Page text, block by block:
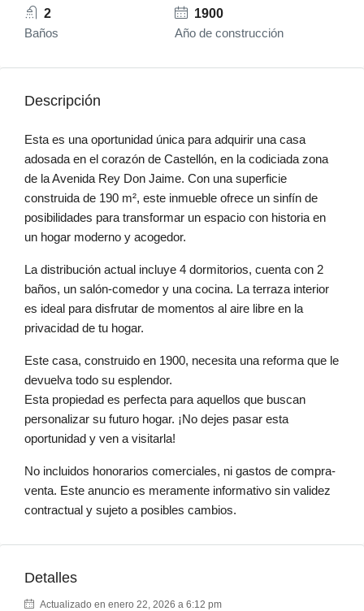
2
Baños
1900
Año de construcción
Descripción
Esta es una oportunidad única para adquirir una casa
adosada en el corazón de Castellón, en la codiciada zona
de la Avenida Rey Don Jaime. Con una superficie
construida de 190 m², este inmueble ofrece un sinfín de
posibilidades para transformar un espacio con historia en
un hogar moderno y acogedor.
La distribución actual incluye 4 dormitorios, cuenta con 2
baños, un salón-comedor y una cocina. La terraza interior
es ideal para disfrutar de momentos al aire libre en la
privacidad de tu hogar.
Este casa, construido en 1900, necesita una reforma que le
devuelva todo su esplendor.
Esta propiedad es perfecta para aquellos que buscan
personalizar su futuro hogar. ¡No dejes pasar esta
oportunidad y ven a visitarla!
No incluidos honorarios comerciales, ni gastos de compra-
venta. Este anuncio es meramente informativo sin validez
contractual y sujeto a posibles cambios.
Detalles
Actualizado en enero 22, 2026 a 6:12 pm